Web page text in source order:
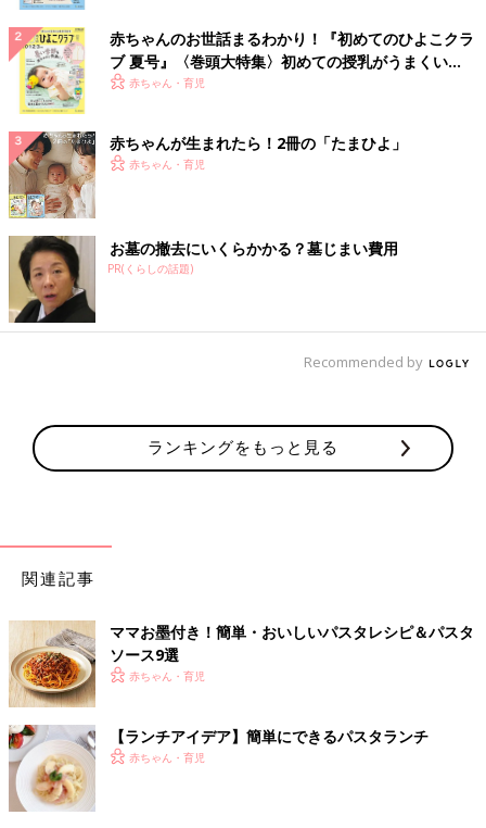
赤ちゃんのお世話まるわかり！『初めてのひよこクラ
ブ 夏号』〈巻頭大特集〉初めての授乳がうまくい
く！ おっぱい・ミルクの基本と夏のトラブル 解決テ
赤ちゃん・育児
赤ちゃんが生まれたら！2冊の「たまひよ」
赤ちゃん・育児
お墓の撤去にいくらかかる？墓じまい費用
PR(くらしの話題)
Recommended by
ランキングをもっと見る
関連記事
ママお墨付き！簡単・おいしいパスタレシピ＆パスタ
ソース9選
赤ちゃん・育児
【ランチアイデア】簡単にできるパスタランチ
赤ちゃん・育児